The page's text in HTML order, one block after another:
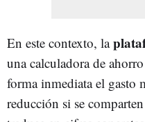
En este contexto, la
una calculadora de
forma inmediata el gasto
reducción si se